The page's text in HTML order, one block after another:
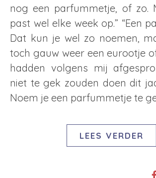
nog een parfummetje, of zo.
past wel elke week op.” “Een
Dat kun je wel zo noemen,
toch gauw weer een eurootje
hadden volgens mij
niet te gek zouden doen dit
Noem je een parfummetje te
LEES VERDER